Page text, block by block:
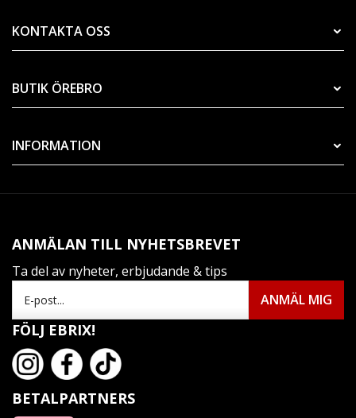
KONTAKTA OSS
BUTIK ÖREBRO
INFORMATION
ANMÄLAN TILL NYHETSBREVET
Ta del av nyheter, erbjudande & tips
FÖLJ EBRIX!
BETALPARTNERS